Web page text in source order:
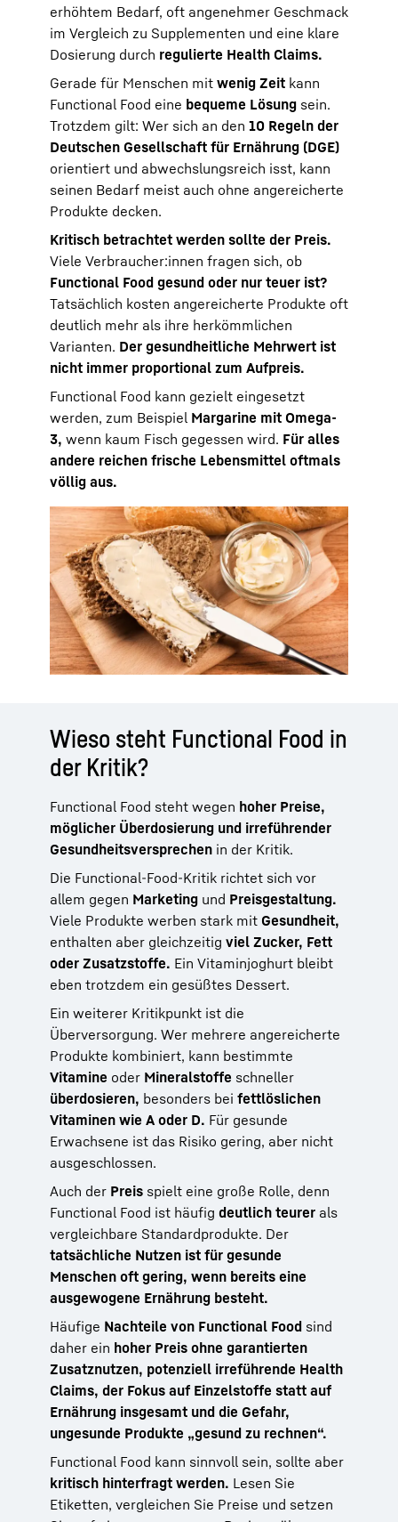
erhöhtem Bedarf, oft angenehmer Geschmack
im Vergleich zu Supplementen und eine klare
Dosierung durch regulierte Health Claims.
Gerade für Menschen mit wenig Zeit kann
Functional Food eine bequeme Lösung sein.
Trotzdem gilt: Wer sich an den 10 Regeln der
Deutschen Gesellschaft für Ernährung (DGE)
orientiert und abwechslungsreich isst, kann
seinen Bedarf meist auch ohne angereicherte
Produkte decken.
Kritisch betrachtet werden sollte der Preis.
Viele Verbraucher:innen fragen sich, ob
Functional Food gesund oder nur teuer ist?
Tatsächlich kosten angereicherte Produkte oft
deutlich mehr als ihre herkömmlichen
Varianten. Der gesundheitliche Mehrwert ist
nicht immer proportional zum Aufpreis.
Functional Food kann gezielt eingesetzt
werden, zum Beispiel Margarine mit Omega-
3, wenn kaum Fisch gegessen wird. Für alles
andere reichen frische Lebensmittel oftmals
völlig aus.
Wieso steht Functional Food in
der Kritik?
Functional Food steht wegen hoher Preise,
möglicher Überdosierung und irreführender
Gesundheitsversprechen in der Kritik.
Die Functional-Food-Kritik richtet sich vor
allem gegen Marketing und Preisgestaltung.
Viele Produkte werben stark mit Gesundheit,
enthalten aber gleichzeitig viel Zucker, Fett
oder Zusatzstoffe. Ein Vitaminjoghurt bleibt
eben trotzdem ein gesüßtes Dessert.
Ein weiterer Kritikpunkt ist die
Überversorgung. Wer mehrere angereicherte
Produkte kombiniert, kann bestimmte
Vitamine oder Mineralstoffe schneller
überdosieren, besonders bei fettlöslichen
Vitaminen wie A oder D. Für gesunde
Erwachsene ist das Risiko gering, aber nicht
ausgeschlossen.
Auch der Preis spielt eine große Rolle, denn
Functional Food ist häufig deutlich teurer als
vergleichbare Standardprodukte. Der
tatsächliche Nutzen ist für gesunde
Menschen oft gering, wenn bereits eine
ausgewogene Ernährung besteht.
Häufige Nachteile von Functional Food sind
daher ein hoher Preis ohne garantierten
Zusatznutzen, potenziell irreführende Health
Claims, der Fokus auf Einzelstoffe statt auf
Ernährung insgesamt und die Gefahr,
ungesunde Produkte „gesund zu rechnen“.
Functional Food kann sinnvoll sein, sollte aber
kritisch hinterfragt werden. Lesen Sie
Etiketten, vergleichen Sie Preise und setzen